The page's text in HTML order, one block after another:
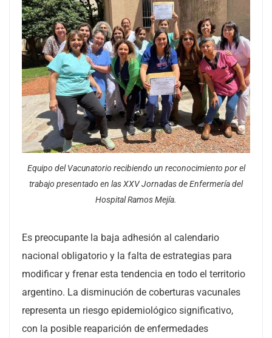
Equipo del Vacunatorio recibiendo un reconocimiento por el
trabajo presentado en las XXV Jornadas de Enfermería del
Hospital Ramos Mejía.
Es preocupante la baja adhesión al calendario
nacional obligatorio y la falta de estrategias para
modificar y frenar esta tendencia en todo el territorio
argentino. La disminución de coberturas vacunales
representa un riesgo epidemiológico significativo,
con la posible reaparición de enfermedades